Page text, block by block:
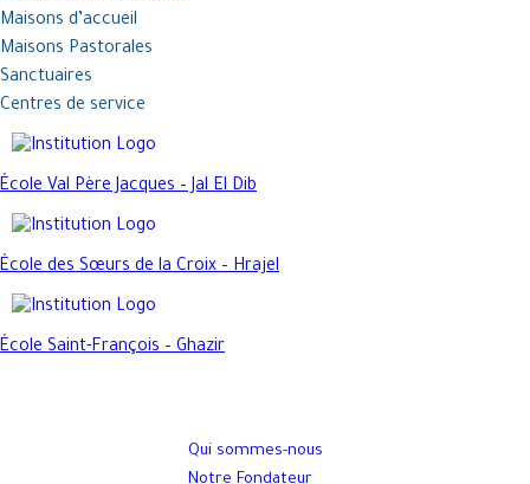
Maisons d’accueil
Maisons Pastorales
Sanctuaires
Centres de service
École Val Père Jacques – Jal El Dib
École des Sœurs de la Croix – Hrajel
École Saint-François – Ghazir
Qui sommes-nous
Notre Fondateur